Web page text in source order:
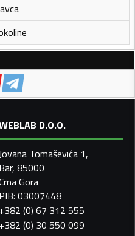
D.O.O.
Tomaševića 1,
Bar, 85000
Gora
PIB: 03007448
+382 (0) 67 312 555
+382 (0) 30 550 099